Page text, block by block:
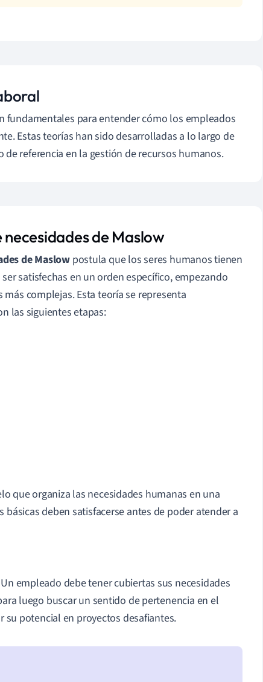
fundamentales para entender cómo los empleados
Estas teorías han sido desarrolladas a lo largo de
referencia en la gestión de recursos humanos.
de Maslow
de Maslow postula que los seres humanos tienen
satisfechas en un orden específico, empezando
complejas. Esta teoría se representa
las siguientes etapas:
que organiza las necesidades humanas en una
deben satisfacerse antes de poder atender a
empleado debe tener cubiertas sus necesidades
luego buscar un sentido de pertenencia en el
potencial en proyectos desafiantes.